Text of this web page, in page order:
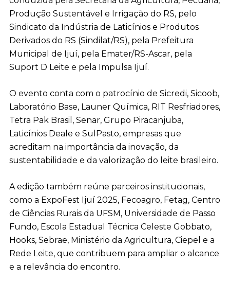
Produção Sustentável e Irrigação do RS, pelo
Sindicato da Indústria de Laticínios e Produtos
Derivados do RS (Sindilat/RS), pela Prefeitura
Municipal de Ijuí, pela Emater/RS-Ascar, pela
Suport D Leite e pela Impulsa Ijuí.
O evento conta com o patrocínio de Sicredi, Sicoob,
Laboratório Base, Launer Química, RIT Resfriadores,
Tetra Pak Brasil, Senar, Grupo Piracanjuba,
Laticínios Deale e SulPasto, empresas que
acreditam na importância da inovação, da
sustentabilidade e da valorização do leite brasileiro.
A edição também reúne parceiros institucionais,
como a ExpoFest Ijuí 2025, Fecoagro, Fetag, Centro
de Ciências Rurais da UFSM, Universidade de Passo
Fundo, Escola Estadual Técnica Celeste Gobbato,
Hooks, Sebrae, Ministério da Agricultura, Ciepel e a
Rede Leite, que contribuem para ampliar o alcance
e a relevância do encontro.